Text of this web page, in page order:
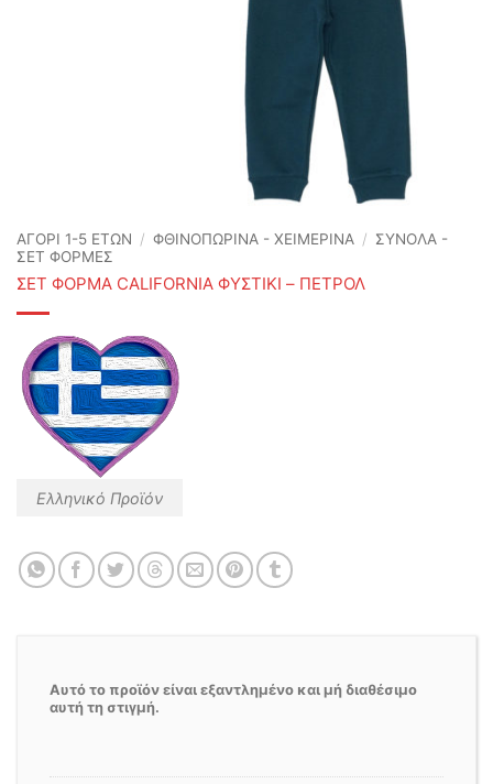
ΑΓΟΡΙ 1-5 ΕΤΩΝ / ΦΘΙΝΟΠΩΡΙΝΆ - ΧΕΙΜΕΡΙΝΆ / ΣΥΝΟΛΑ -
ΣΕΤ ΦΟΡΜΕΣ
ΣΕΤ ΦΟΡΜΑ CALIFORNIA ΦΥΣΤΙΚΙ – ΠΕΤΡΟΛ
Ελληνικό Προϊόν
Αυτό το προϊόν είναι εξαντλημένο και μή διαθέσιμο
αυτή τη στιγμή.